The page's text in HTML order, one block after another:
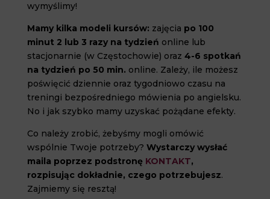
wymyślimy!
Mamy kilka modeli kursów: zajęcia po 100
minut 2 lub 3 razy na tydzień online lub
stacjonarnie (w Częstochowie) oraz 4-6 spotkań
na tydzień po 50 min. online. Zależy, ile możesz
poświęcić dziennie oraz tygodniowo czasu na
treningi bezpośredniego mówienia po angielsku.
No i jak szybko mamy uzyskać pożądane efekty.
Co należy zrobić, żebyśmy mogli omówić
wspólnie Twoje potrzeby? Wystarczy wysłać
maila poprzez podstronę KONTAKT,
rozpisując dokładnie, czego potrzebujesz.
Zajmiemy się resztą!